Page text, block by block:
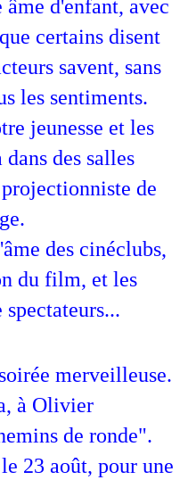
d'enfant, avec
certains disent
savent, sans
les sentiments.
jeunesse et les
dans des salles
de
des cinéclubs,
du film, et les
spectateurs...
merveilleuse.
à Olivier
de ronde".
23 août, pour une